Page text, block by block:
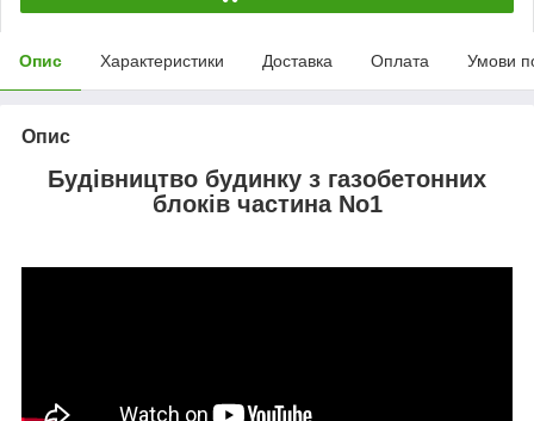
Опис Характеристики Доставка Оплата Умови
Опис
Будівництво будинку з газобетонних
блоків частина No1